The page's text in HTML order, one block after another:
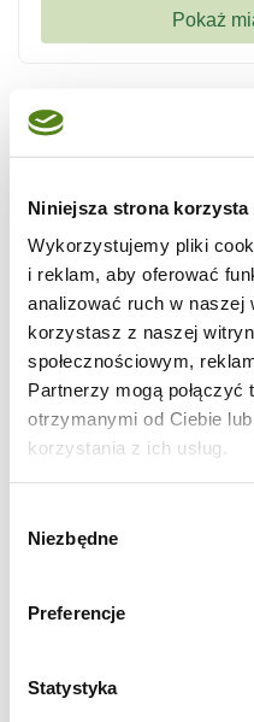
Niniejsza strona
Wykorzystujemy pliki
i reklam, aby oferować
analizować ruch w naszej
korzystasz z naszej
społecznościowym,
Partnerzy mogą
otrzymanymi od Ciebie
korzystania z ich usług.
zgody
Niezbędne
Preferencje
Statystyka
Naleśniki z
nadzieniem - w sam
kiedy ma się ochotę